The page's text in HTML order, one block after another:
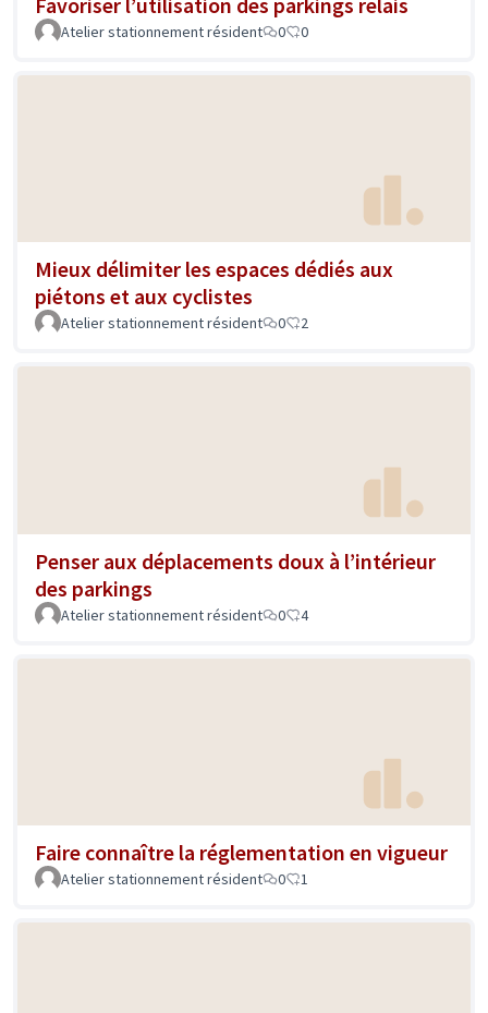
Atelier stationnement résident 0 0
Mieux délimiter les espaces dédiés aux
piétons et aux cyclistes
Atelier stationnement résident 0 2
Penser aux déplacements doux à l’intérieur
des parkings
Atelier stationnement résident 0 4
Faire connaître la réglementation en vigueur
Atelier stationnement résident 0 1